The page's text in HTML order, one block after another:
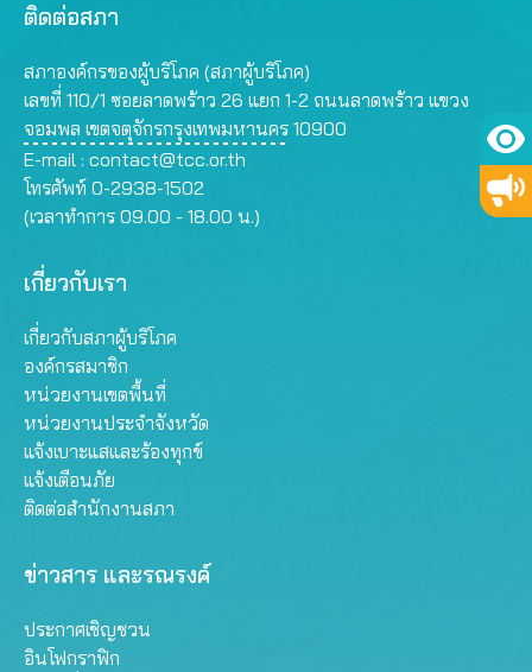
ติดต่อสภา
สภาองค์กรของผู้บริโภค (สภาผู้บริโภค)
เลขที่ 110/1 ซอยลาดพร้าว 26 แยก 1-2 ถนนลาดพร้าว แขวง
จอมพล เขตจตุจักรกรุงเทพมหานคร 10900
E-mail : contact@tcc.or.th
โทรศัพท์ 0-2938-1502
(เวลาทำการ 09.00 - 18.00 น.)
เกี่ยวกับเรา
เกี่ยวกับสภาผู้บริโภค
องค์กรสมาชิก
หน่วยงานเขตพื้นที่
หน่วยงานประจำจังหวัด
แจ้งเบาะแสและร้องทุกข์
แจ้งเตือนภัย
ติดต่อสำนักงานสภา
ข่าวสาร และรณรงค์
ประกาศเชิญชวน
อินโฟกราฟิก